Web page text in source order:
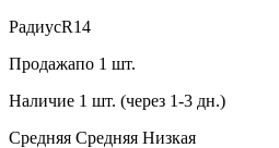
РадиусR14
Продажапо 1 шт.
Наличие 1 шт. (через 1-3 дн.)
Средняя Средняя Низкая